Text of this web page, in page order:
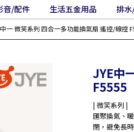
音/配件 生活五金用品 排
一 微笑系列 四合一多功能換氣扇 遙控/線控
JYE中
F5555
| 微笑系列 |
匯聚換氣、
閉，避免長